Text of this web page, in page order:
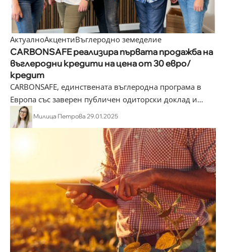
АктуалноАкцентиВъглеродно земеделие
CARBONSAFE реализира първата продажба на
въглеродни кредити на цена от 30 евро/
кредит
CARBONSAFE, единствената въглеродна програма в
Европа със заверен публичен одиторски доклад и…
Милица Петрова 29.01.2025